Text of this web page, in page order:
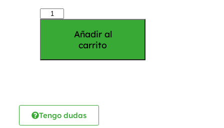
Añadir al
carrito
Tengo dudas